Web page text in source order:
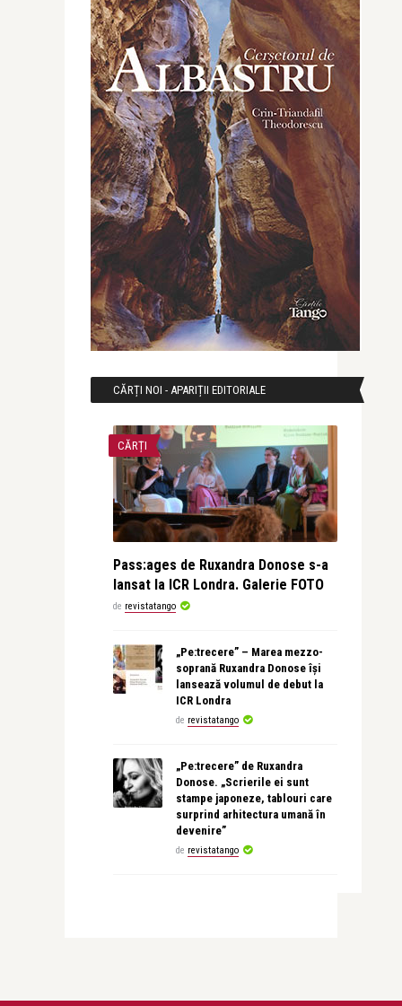
CĂRȚI NOI - APARIȚII EDITORIALE
CĂRȚI
Pass:ages de Ruxandra Donose s-a
lansat la ICR Londra. Galerie FOTO
de revistatango
„Pe:trecere” – Marea mezzo-
soprană Ruxandra Donose își
lansează volumul de debut la
ICR Londra
de revistatango
„Pe:trecere” de Ruxandra
Donose. „Scrierile ei sunt
stampe japoneze, tablouri care
surprind arhitectura umană în
devenire”
de revistatango